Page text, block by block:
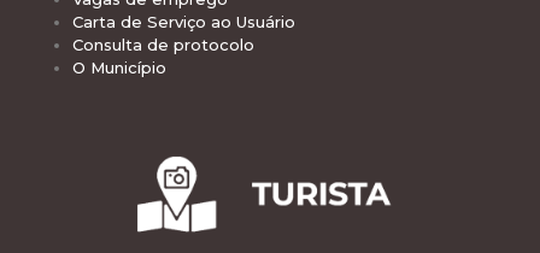
Carta de Serviço ao Usuário
Consulta de protocolo
O Município